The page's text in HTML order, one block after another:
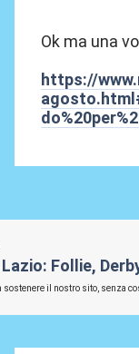
Ok ma una
https://
Follie,
il nostro sito, senza